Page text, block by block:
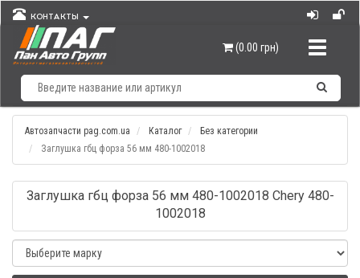
КОНТАКТЫ
(0.00 грн)
Автозапчасти pag.com.ua Каталог
Без категории
Заглушка гбц форза 56 мм 480-1002018
Заглушка гбц форза 56 мм 480-1002018 Chery 480-
1002018